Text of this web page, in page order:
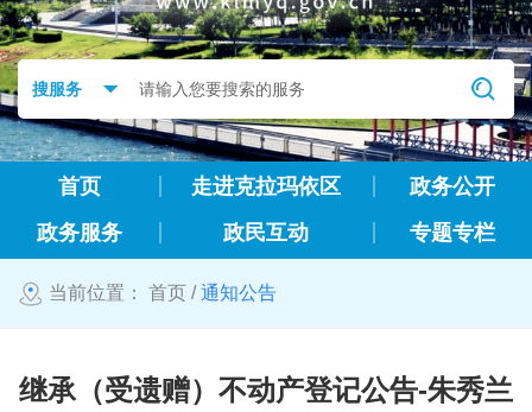
首页 走进克拉玛依区
政务公开
政务服务
政民互动 专题专栏
当前位置： 首页 /通知公告
继承（受遗赠）不动产登记公告-朱秀兰